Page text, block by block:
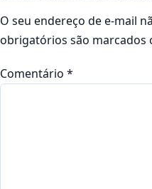
O seu endereço de e-mail
obrigatórios são marcados
Comentário *